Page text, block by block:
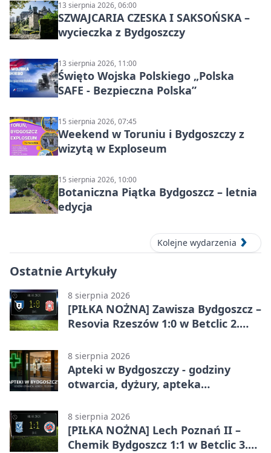
13 sierpnia 2026, 06:00
SZWAJCARIA CZESKA I SAKSOŃSKA –
wycieczka z Bydgoszczy
13 sierpnia 2026, 11:00
Święto Wojska Polskiego „Polska
SAFE - Bezpieczna Polska”
15 sierpnia 2026, 07:45
Weekend w Toruniu i Bydgoszczy z
wizytą w Exploseum
15 sierpnia 2026, 10:00
Botaniczna Piątka Bydgoszcz – letnia
edycja
Kolejne wydarzenia
Ostatnie Artykuły
8 sierpnia 2026
[PIŁKA NOŻNA] Zawisza Bydgoszcz –
Resovia Rzeszów 1:0 w Betclic 2.
8 sierpnia 2026
Apteki w Bydgoszczy - godziny
otwarcia, dyżury, apteka
8 sierpnia 2026
[PIŁKA NOŻNA] Lech Poznań II –
Chemik Bydgoszcz 1:1 w Betclic 3.